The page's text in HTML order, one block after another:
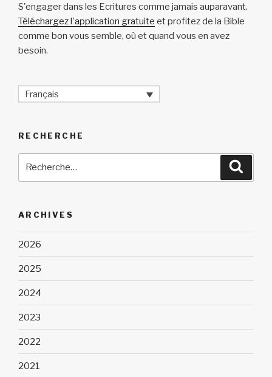
S'engager dans les Ecritures comme jamais auparavant.
Téléchargez l'application gratuite et profitez de la Bible
comme bon vous semble, où et quand vous en avez
besoin.
Français
RECHERCHE
ARCHIVES
2026
2025
2024
2023
2022
2021